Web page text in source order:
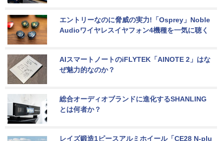
エントリーなのに脅威の実力!「Osprey」Noble
Audioワイヤレスイヤフォン4機種を一気に聴く
AIスマートノートのiFLYTEK「AINOTE 2」はな
ぜ魅力的なのか？
総合オーディオブランドに進化するSHANLING
とは何者か？
レイズ鍛造1ピースアルミホイール「CE28 N-plu